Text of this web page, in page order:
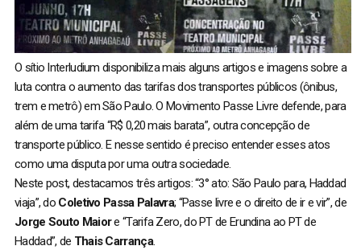
O sítio Interludium disponibiliza mais alguns artigos e imagens sobre a
luta contra o aumento das tarifas dos transportes públicos (ônibus,
trem e metrô) em São Paulo. O Movimento Passe Livre defende, para
além de uma tarifa “R$ 0,20 mais barata”, outra concepção de
transporte público. E nesse sentido é preciso entender esses atos
como uma disputa por uma outra sociedade.
Neste post, destacamos três artigos: “3° ato: São Paulo para, Haddad
viaja”, do Coletivo Passa Palavra; “Passe livre e o direito de ir e vir”, de
Jorge Souto Maiore “Tarifa Zero, do PT de Erundina ao PT de
Haddad”, de Thais Carrança.